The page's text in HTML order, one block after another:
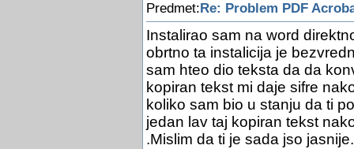
Predmet: Re: Problem PDF
Instalirao sam na word
obrtno ta instalicija je
sam hteo dio teksta da da
kopiran tekst mi daje sifre
koliko sam bio u stanju da ti
jedan lav taj kopiran tekst
.Mislim da ti je sada jso jasnije.